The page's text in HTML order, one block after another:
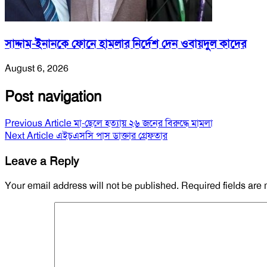
সাদ্দাম-ইনানকে ফোনে হামলার নির্দেশ দেন ওবায়দুল কাদের
August 6, 2026
Post navigation
Previous Article মা-ছেলে হত্যায় ২৬ জনের বিরুদ্ধে মামলা
Next Article এইচএসসি পাস ডাক্তার গ্রেফতার
Leave a Reply
Your email address will not be published. Required fields are